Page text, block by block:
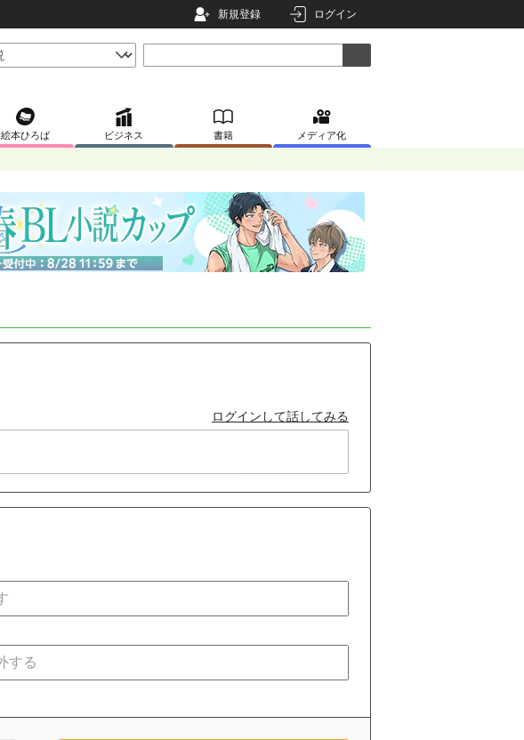
新規登録 ログイン
絵本ひろば ビジネス 書籍 メディア化
ログインして話してみる